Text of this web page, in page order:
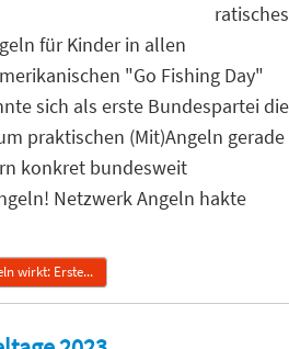
ratisches
für Kinder in allen
"Go Fishing Day"
sich als erste Bundespartei die
praktischen (Mit)Angeln gerade
konkret bundesweit
Netzwerk Angeln hakte
wirkt: Erste...